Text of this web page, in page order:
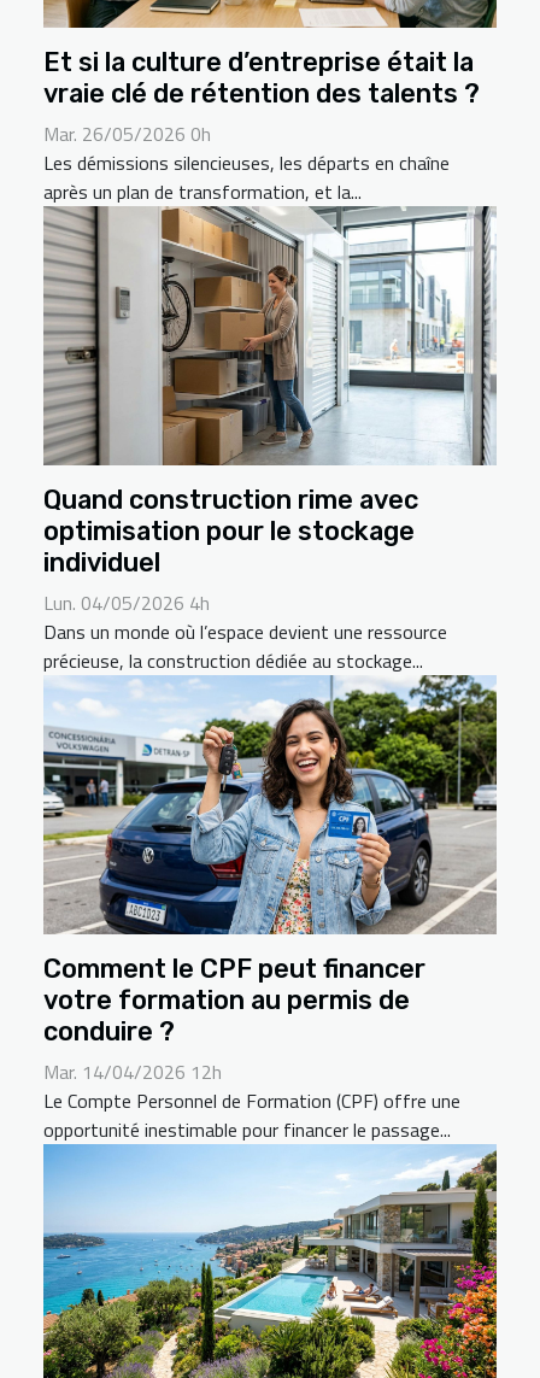
Et si la culture d’entreprise était la
vraie clé de rétention des talents ?
Mar. 26/05/2026 0h
Les démissions silencieuses, les départs en chaîne
après un plan de transformation, et la...
Quand construction rime avec
optimisation pour le stockage
individuel
Lun. 04/05/2026 4h
Dans un monde où l’espace devient une ressource
précieuse, la construction dédiée au stockage...
Comment le CPF peut financer
votre formation au permis de
conduire ?
Mar. 14/04/2026 12h
Le Compte Personnel de Formation (CPF) offre une
opportunité inestimable pour financer le passage...